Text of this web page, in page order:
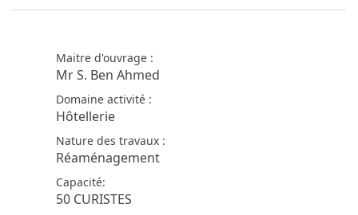
Maitre d'ouvrage :
Mr S. Ben Ahmed
Domaine activité :
Hôtellerie
Nature des travaux :
Réaménagement
Capacité:
50 CURISTES